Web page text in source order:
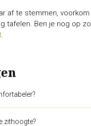
af te stemmen,
tafelen. Ben je nog op
.
zithoogte?